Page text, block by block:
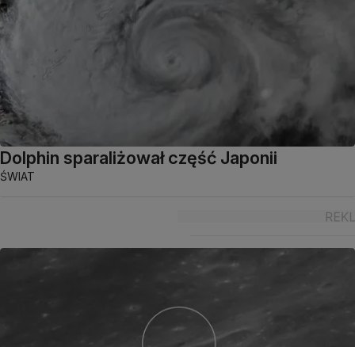
Dolphin sparaliżował część Japonii
ŚWIAT